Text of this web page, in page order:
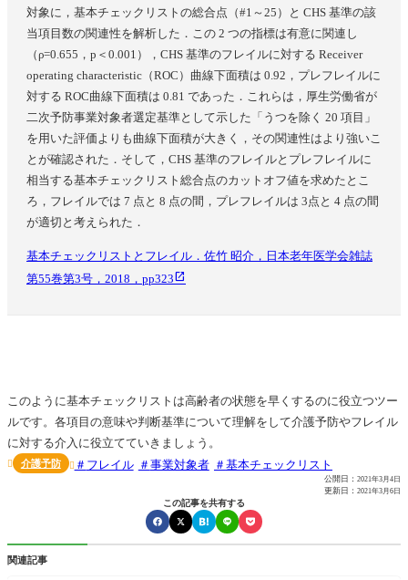
対象に，基本チェックリストの総合点（#1～25）と CHS 基準の該
当項目数の関連性を解析した．この 2 つの指標は有意に関連し
（ρ=0.655，p＜0.001），CHS 基準のフレイルに対する Receiver
operating characteristic（ROC）曲線下面積は 0.92，プレフレイルに
対する ROC曲線下面積は 0.81 であった．これらは，厚生労働省が
二次予防事業対象者選定基準として示した「うつを除く 20 項目」
を用いた評価よりも曲線下面積が大きく，その関連性はより強いこ
とが確認された．そして，CHS 基準のフレイルとプレフレイルに
相当する基本チェックリスト総合点のカットオフ値を求めたとこ
ろ，フレイルでは 7 点と 8 点の間，プレフレイルは 3点と 4 点の間
が適切と考えられた．
基本チェックリストとフレイル．佐竹 昭介，日本老年医学会雑誌
第55巻第3号，2018，pp323
このように基本チェックリストは高齢者の状態を早くするのに役立つツー
ルです。各項目の意味や判断基準について理解をして介護予防やフレイル
に対する介入に役立てていきましょう。
 介護予防  フレイル 事業対象者 基本チェックリスト
公開日： 2021年3月4日
更新日： 2021年3月6日
この記事を共有する
関連記事